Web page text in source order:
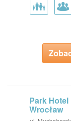
Park Hotel
Wrocław